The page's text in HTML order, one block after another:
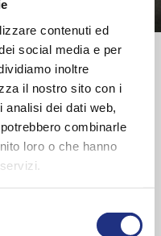
contenuti ed
social media e per
inoltre
il nostro sito con i
dei dati web,
combinarle
loro o che hanno